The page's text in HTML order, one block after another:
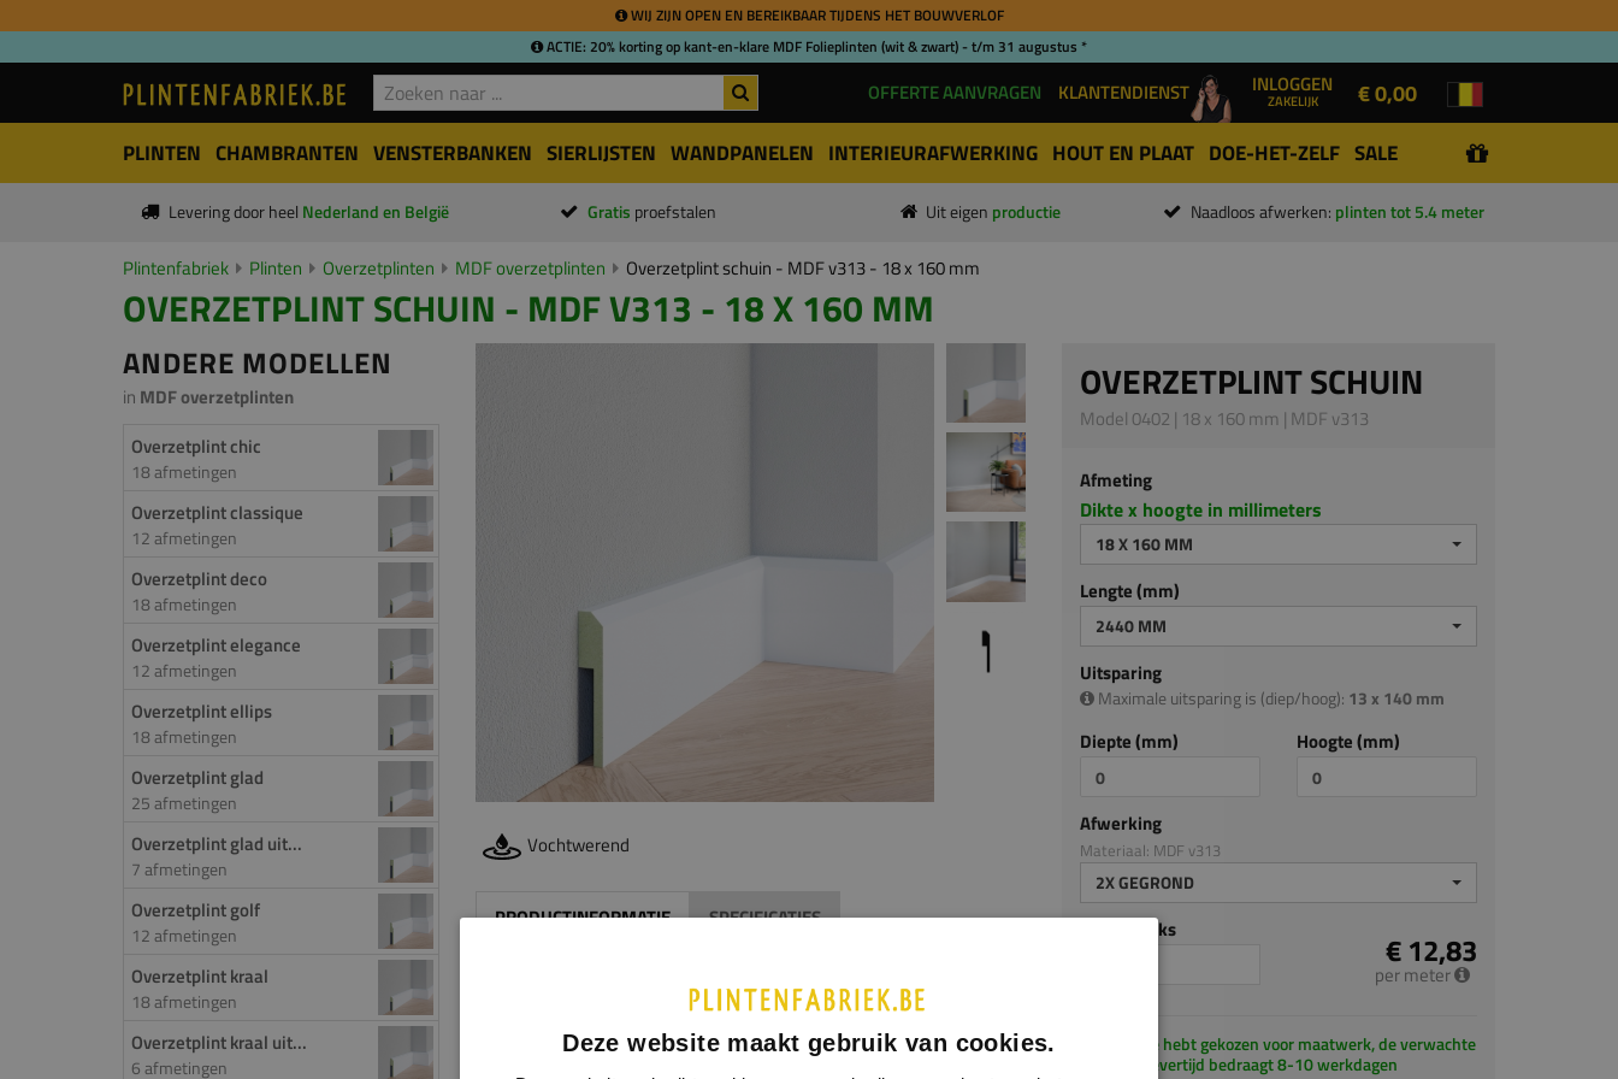
WIJ ZIJN OPEN EN BEREIKBAAR TIJDENS HET BOUWVERLOF
ACTIE: 20% korting op kant-en-klare MDF Folieplinten (wit & zwart) - t/m 31 augustus *
OFFERTE AANVRAGEN KLANTENDIENST INLOGGEN
ZAKELIJK € 0,00
PLINTEN CHAMBRANTEN VENSTERBANKEN SIERLIJSTEN WANDPANELEN INTERIEURAFWERKING HOUT EN PLAAT DOE-HET-ZELF SALE
Levering door heel Nederland en België Gratis proefstalen Uit eigen productie Naadloos afwerken: plinten tot 5.4 meter
Plintenfabriek Plinten Overzetplinten MDF overzetplinten Overzetplint schuin - MDF v313 - 18 x 160 mm
OVERZETPLINT SCHUIN - MDF V313 - 18 X 160 MM
ANDERE MODELLEN
in MDF overzetplinten
Overzetplint chic
18 afmetingen
Overzetplint classique
12 afmetingen
Overzetplint deco
18 afmetingen
Overzetplint elegance
12 afmetingen
Overzetplint ellips
18 afmetingen
Overzetplint glad
25 afmetingen
Overzetplint glad uit...
7 afmetingen
Overzetplint golf
12 afmetingen
Overzetplint kraal
18 afmetingen
Overzetplint kraal uit...
6 afmetingen
Vochtwerend
PRODUCTINFORMATIE SPECIFICATIES
de overzetplint gemakkelijk over de oude plint heen geplaatst
worden. De afmetingen van de gewenste uitsparing geeft u aan in
het formulier hiernaast. Houd hierbij rekening met de maximale
OVERZETPLINT SCHUIN
Model 0402 | 18 x 160 mm | MDF v313
Afmeting
Dikte x hoogte in millimeters
18 X 160 MM
Lengte (mm)
2440 MM
Uitsparing
Maximale uitsparing is (diep/hoog): 13 x 140 mm
Diepte (mm) Hoogte (mm)
Afwerking
Materiaal: MDF v313
2X GEGROND
Aantal stuks € 12,83
per meter
Je hebt gekozen voor maatwerk, de verwachte
levertijd bedraagt 8-10 werkdagen
Deze website maakt gebruik van cookies.